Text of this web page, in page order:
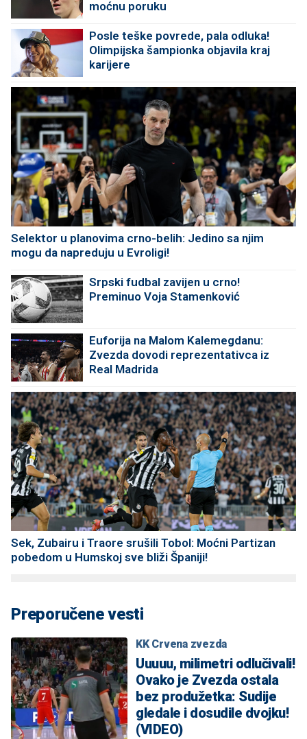
moćnu poruku
Posle teške povrede, pala odluka!
Olimpijska šampionka objavila kraj
karijere
Selektor u planovima crno-belih: Jedino sa njim
mogu da napreduju u Evroligi!
Srpski fudbal zavijen u crno!
Preminuo Voja Stamenković
Euforija na Malom Kalemegdanu:
Zvezda dovodi reprezentativca iz
Real Madrida
Sek, Zubairu i Traore srušili Tobol: Moćni Partizan
pobedom u Humskoj sve bliži Španiji!
Preporučene vesti
KK Crvena zvezda
Uuuuu, milimetri odlučivali!
Ovako je Zvezda ostala
bez produžetka: Sudije
gledale i dosudile dvojku!
(VIDEO)